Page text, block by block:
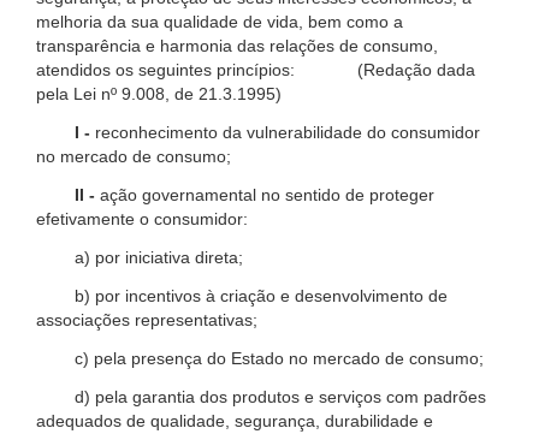
melhoria da sua qualidade de vida, bem como a
transparência e harmonia das relações de consumo,
atendidos os seguintes princípios: (Redação dada
pela Lei nº 9.008, de 21.3.1995)
I - reconhecimento da vulnerabilidade do consumidor
no mercado de consumo;
II - ação governamental no sentido de proteger
efetivamente o consumidor:
a) por iniciativa direta;
b) por incentivos à criação e desenvolvimento de
associações representativas;
c) pela presença do Estado no mercado de consumo;
d) pela garantia dos produtos e serviços com padrões
adequados de qualidade, segurança, durabilidade e